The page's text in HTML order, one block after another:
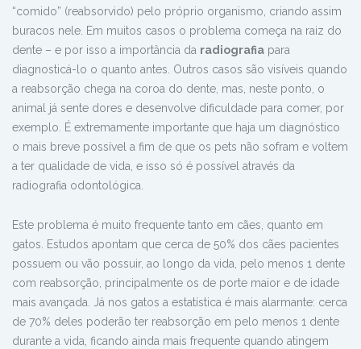
“comido” (reabsorvido) pelo próprio organismo, criando assim
buracos nele. Em muitos casos o problema começa na raiz do
dente – e por isso a importância da radiografia para
diagnosticá-lo o quanto antes. Outros casos são visíveis quando
a reabsorção chega na coroa do dente, mas, neste ponto, o
animal já sente dores e desenvolve dificuldade para comer, por
exemplo. É extremamente importante que haja um diagnóstico
o mais breve possível a fim de que os pets não sofram e voltem
a ter qualidade de vida, e isso só é possível através da
radiografia odontológica.
Este problema é muito frequente tanto em cães, quanto em
gatos. Estudos apontam que cerca de 50% dos cães pacientes
possuem ou vão possuir, ao longo da vida, pelo menos 1 dente
com reabsorção, principalmente os de porte maior e de idade
mais avançada. Já nos gatos a estatística é mais alarmante: cerca
de 70% deles poderão ter reabsorção em pelo menos 1 dente
durante a vida, ficando ainda mais frequente quando atingem